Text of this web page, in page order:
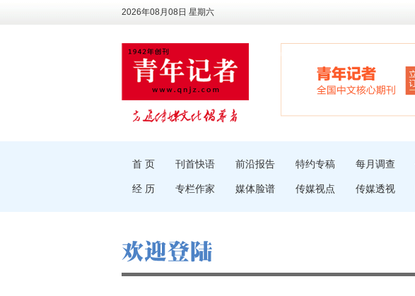
2026年08月08日 星期六
首 页 刊首快语 前沿报告 特约专稿 每月调查
经 历 专栏作家 媒体脸谱 传媒视点 传媒透视